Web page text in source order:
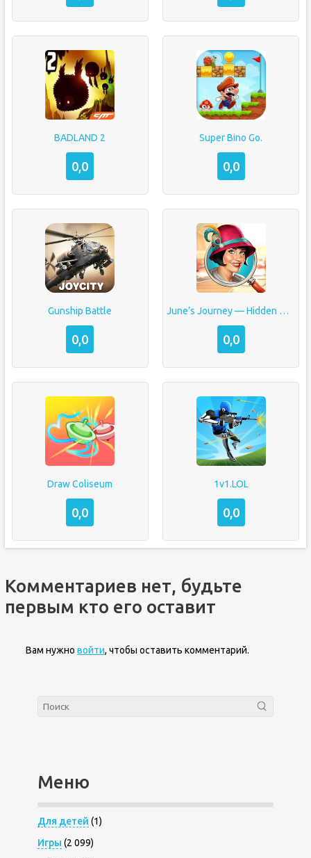
BADLAND 2
0,0
Super Bino Go.
0,0
Gunship Battle
0,0
June’s Journey — Hidden Object
0,0
Draw Coliseum
0,0
1v1.LOL
0,0
Комментариев нет, будьте
первым кто его оставит
Вам нужно войти, чтобы оставить комментарий.
Меню
Для детей (1)
Игры (2 099)